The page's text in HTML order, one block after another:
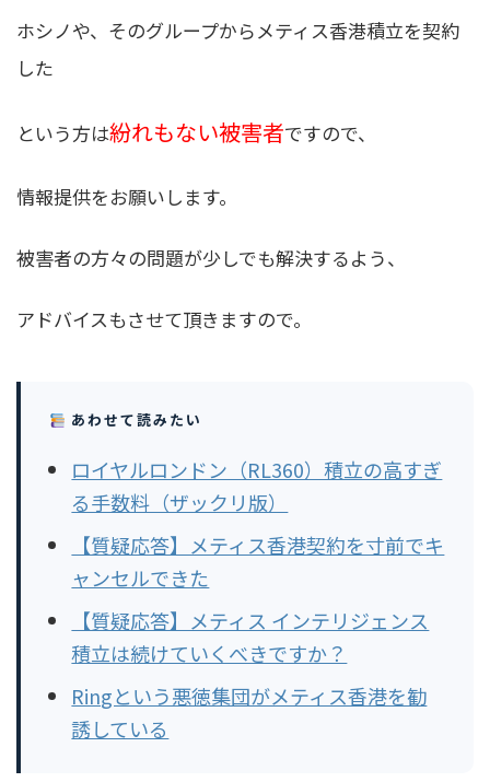
ホシノや、そのグループからメティス香港積立を契約
した
という方は紛れもない被害者ですので、
情報提供をお願いします。
被害者の方々の問題が少しでも解決するよう、
アドバイスもさせて頂きますので。
あわせて読みたい
ロイヤルロンドン（RL360）積立の高すぎ
る手数料（ザックリ版）
【質疑応答】メティス香港契約を寸前でキ
ャンセルできた
【質疑応答】メティス インテリジェンス
積立は続けていくべきですか？
Ringという悪徳集団がメティス香港を勧
誘している